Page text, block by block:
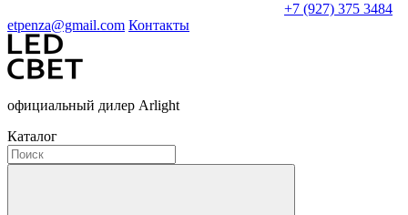
+7 (927) 375 3484
etpenza@gmail.com Контакты
официальный дилер Arlight
Каталог